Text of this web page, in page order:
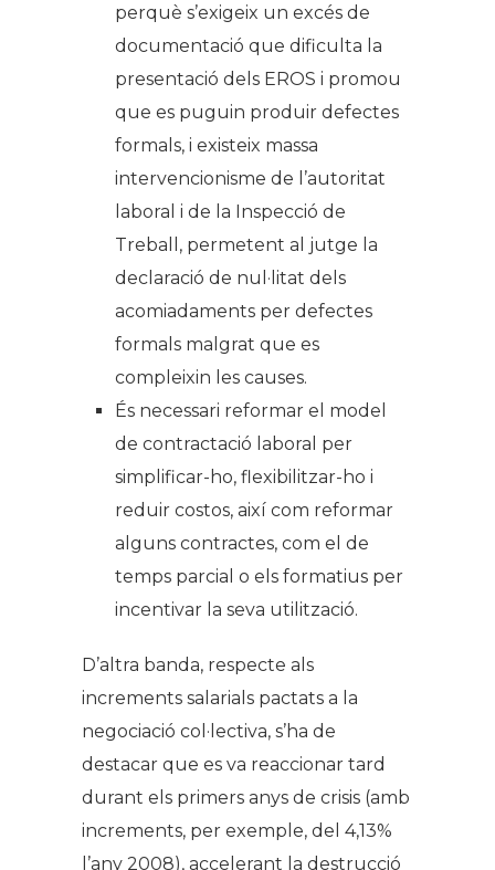
perquè s’exigeix un excés de
documentació que dificulta la
presentació dels EROS i promou
que es puguin produir defectes
formals, i existeix massa
intervencionisme de l’autoritat
laboral i de la Inspecció de
Treball, permetent al jutge la
declaració de nul·litat dels
acomiadaments per defectes
formals malgrat que es
compleixin les causes.
És necessari reformar el model
de contractació laboral per
simplificar-ho, flexibilitzar-ho i
reduir costos, així com reformar
alguns contractes, com el de
temps parcial o els formatius per
incentivar la seva utilització.
D’altra banda, respecte als
increments salarials pactats a la
negociació col·lectiva, s’ha de
destacar que es va reaccionar tard
durant els primers anys de crisis (amb
increments, per exemple, del 4,13%
l’any 2008), accelerant la destrucció